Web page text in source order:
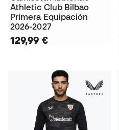
Athletic Club Bilbao
Primera Equipación
2026-2027
129,99 €